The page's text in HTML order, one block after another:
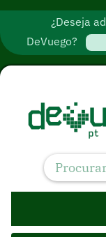
¿Deseja
DeVuego?